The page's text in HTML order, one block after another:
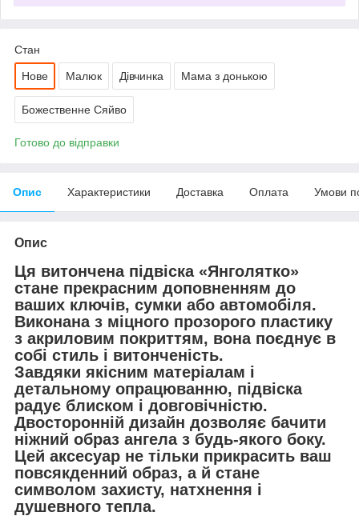
Стан
Нове Малюк Дівчинка Мама з донькою
Божественне Сяйво
Готово до відправки
Опис Характеристики Доставка Оплата Умови
Опис
Ця витончена підвіска «Янголятко»
стане прекрасним доповненням до
ваших ключів, сумки або автомобіля.
Виконана з міцного прозорого пластику
з акриловим покриттям, вона поєднує в
собі стиль і витонченість.
Завдяки якісним матеріалам і
детальному опрацюванню, підвіска
радує блиском і довговічністю.
Двосторонній дизайн дозволяє бачити
ніжний образ ангела з будь-якого боку.
Цей аксесуар не тільки прикрасить ваш
повсякденний образ, а й стане
символом захисту, натхнення і
душевного тепла.